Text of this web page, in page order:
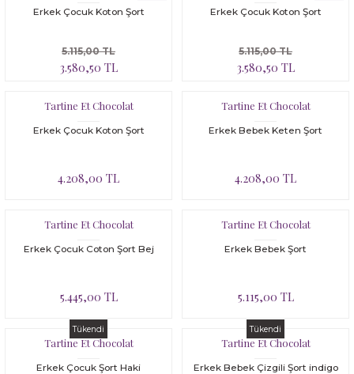
Erkek Çocuk Koton Şort
3.580,50 TL
5.115,00 TL
Erkek Çocuk Koton Şort
3.580,50 TL
5.115,00 TL
Tartine Et Chocolat
Erkek Çocuk Koton Şort
4.208,00 TL
Tartine Et Chocolat
Erkek Bebek Keten Şort
4.208,00 TL
Tartine Et Chocolat
Erkek Çocuk Coton Şort Bej
5.445,00 TL
Tartine Et Chocolat
Erkek Bebek Şort
5.115,00 TL
Tükendi
Tartine Et Chocolat
Erkek Çocuk Şort Haki
Tükendi
Tartine Et Chocolat
Erkek Bebek Çizgili Şort indigo